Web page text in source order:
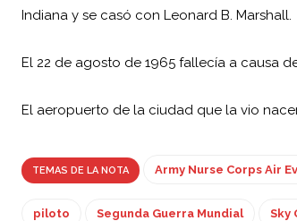
Indiana y se casó con Leonard B. Marshall.
El 22 de agosto de 1965 fallecía a causa
El aeropuerto de la ciudad que la vio
TEMAS DE LA NOTA Army Nurse Corps Air
piloto Segunda Guerra Mundial Sky